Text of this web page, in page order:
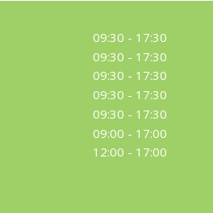
09:30 - 17:30
09:30 - 17:30
09:30 - 17:30
09:30 - 17:30
09:30 - 17:30
09:00 - 17:00
12:00 - 17:00